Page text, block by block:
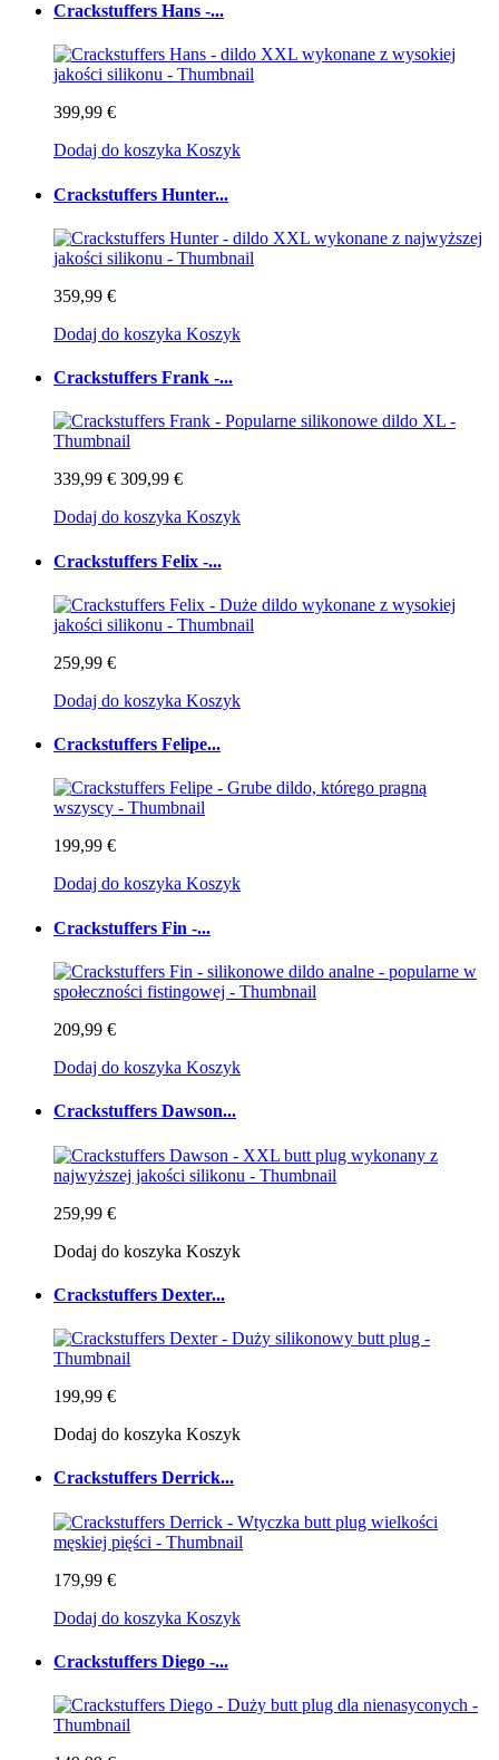
Crackstuffers Hans -...
399,99 €
Dodaj do koszyka Koszyk
Crackstuffers Hunter...
359,99 €
Dodaj do koszyka Koszyk
Crackstuffers Frank -...
339,99 € 309,99 €
Dodaj do koszyka Koszyk
Crackstuffers Felix -...
259,99 €
Dodaj do koszyka Koszyk
Crackstuffers Felipe...
199,99 €
Dodaj do koszyka Koszyk
Crackstuffers Fin -...
209,99 €
Dodaj do koszyka Koszyk
Crackstuffers Dawson...
259,99 €
Dodaj do koszyka Koszyk
Crackstuffers Dexter...
199,99 €
Dodaj do koszyka Koszyk
Crackstuffers Derrick...
179,99 €
Dodaj do koszyka Koszyk
Crackstuffers Diego -...